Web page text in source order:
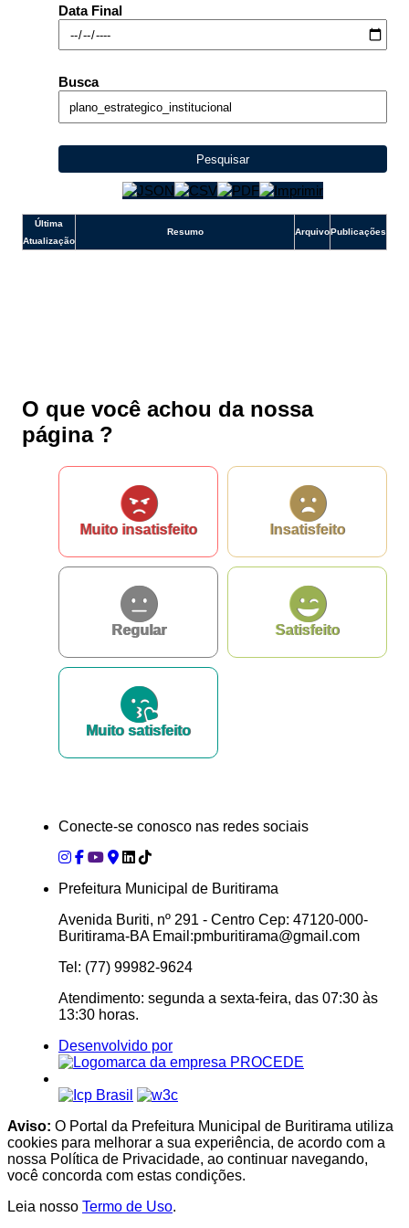
Ouvidoria
Data Final
Busca
Pesquisar
Última
Atualização
Resumo ArquivoPublicações
O que você achou da nossa
página ?
Muito insatisfeito Insatisfeito
Regular Satisfeito
Muito satisfeito
Conecte-se conosco nas redes sociais
Prefeitura Municipal de Buritirama
Avenida Buriti, nº 291 - Centro Cep: 47120-000-
Buritirama-BA Email:pmburitirama@gmail.com
Tel: (77) 99982-9624
Atendimento: segunda a sexta-feira, das 07:30 às
13:30 horas.
Desenvolvido por
Aviso: O Portal da Prefeitura Municipal de Buritirama utiliza
cookies para melhorar a sua experiência, de acordo com a
nossa Política de Privacidade, ao continuar navegando,
você concorda com estas condições.
Leia nosso Termo de Uso.